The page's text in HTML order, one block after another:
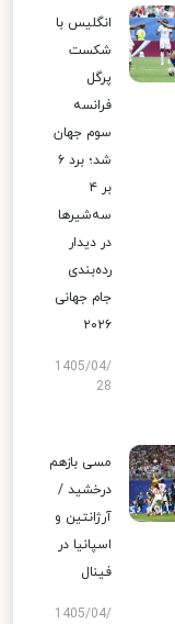
انگلیس با
شکست
پرگل
فرانسه
سوم جهان
شد؛ برد ۶
بر ۴
سه‌شیرها
در دیدار
رده‌بندی
جام جهانی
۲۰۲۶
1405/04/
28
مسی بازهم
درخشید /
آرژانتین و
اسپانیا در
فینال
1405/04/